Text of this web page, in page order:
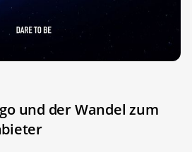
und der Wandel zum